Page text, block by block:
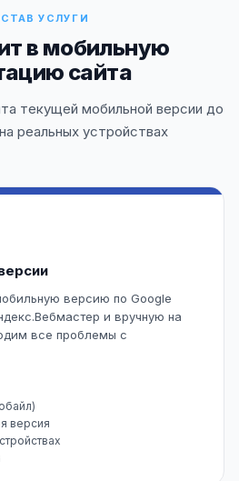
УСЛУГИ
в мобильную
сайта
текущей мобильной версии до
реальных устройствах
версию по Google
и вручную на
все проблемы с
версия